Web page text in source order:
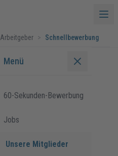
Arbeitgeber > Schnellbewerbung
Menü
60-Sekunden-Bewerbung
Jobs
Unsere Mitglieder